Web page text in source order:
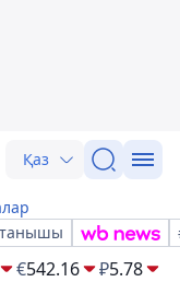
Қаз
€542.16 ₽5.78